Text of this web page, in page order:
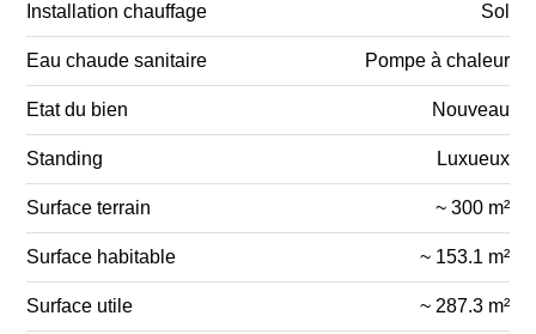
Installation chauffage Sol
Eau chaude sanitaire Pompe à chaleur
Etat du bien Nouveau
Standing Luxueux
Surface terrain ~ 300 m²
Surface habitable ~ 153.1 m²
Surface utile ~ 287.3 m²